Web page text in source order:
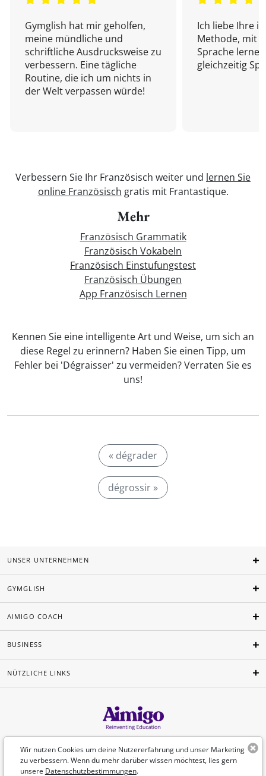
Gymglish hat mir geholfen,
meine mündliche und
schriftliche Ausdrucksweise zu
verbessern. Eine tägliche
Routine, die ich um nichts in
der Welt verpassen würde!
Ich liebe Ihre
Methode, mit
Sprache
gleichzeitig
Verbessern Sie Ihr Französisch weiter und lernen Sie
online Französisch gratis mit Frantastique.
Mehr
Französisch Grammatik
Französisch Vokabeln
Französisch Einstufungstest
Französisch Übungen
App Französisch Lernen
Kennen Sie eine intelligente Art und Weise, um sich an
diese Regel zu erinnern? Haben Sie einen Tipp, um
Fehler bei 'Dégraisser' zu vermeiden? Verraten Sie es
uns!
« dégrader
dégrossir »
Wir nutzen Cookies um deine Nutzererfahrung und unser Marketing
zu verbessern. Wenn du mehr darüber wissen möchtest, lies gern
unsere Datenschutzbestimmungen.
UNSER UNTERNEHMEN
GYMGLISH
AIMIGO COACH
BUSINESS
NÜTZLICHE LINKS
Deutsch